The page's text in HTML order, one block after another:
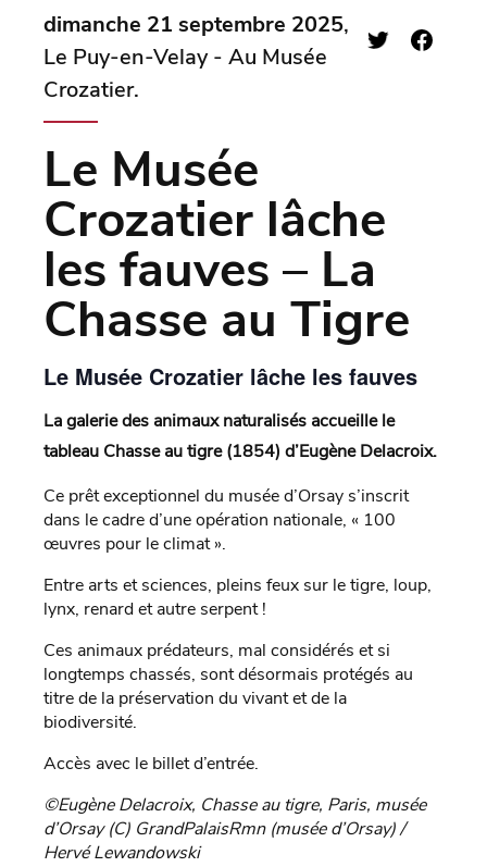
dimanche 21 septembre 2025,
Le Puy-en-Velay - Au Musée
Crozatier.
Le Musée
Crozatier lâche
les fauves – La
Chasse au Tigre
Le Musée Crozatier lâche les fauves
La galerie des animaux naturalisés accueille le
tableau Chasse au tigre (1854) d’Eugène Delacroix.
Ce prêt exceptionnel du musée d’Orsay s’inscrit
dans le cadre d’une opération nationale, « 100
œuvres pour le climat ».
Entre arts et sciences, pleins feux sur le tigre, loup,
lynx, renard et autre serpent !
Ces animaux prédateurs, mal considérés et si
longtemps chassés, sont désormais protégés au
titre de la préservation du vivant et de la
biodiversité.
Accès avec le billet d’entrée.
©Eugène Delacroix, Chasse au tigre, Paris, musée
d’Orsay (C) GrandPalaisRmn (musée d’Orsay) /
Hervé Lewandowski